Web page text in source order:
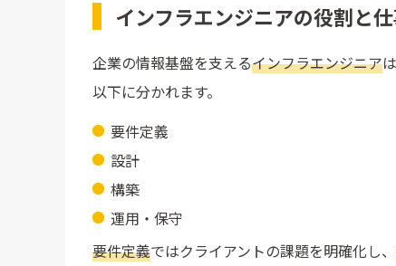
インフラエンジニアの役割と
企業の情報基盤を支えるインフラエンジニア
以下に分かれます。
要件定義
設計
構築
運用・保守
要件定義ではクライアントの課題を明確化し、